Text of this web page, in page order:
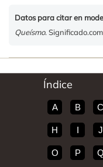
Datos para citar en
Queísmo.
Índice
A B C
H I J
O P Q